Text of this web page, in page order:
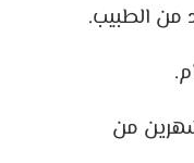
من الطبيب.
من